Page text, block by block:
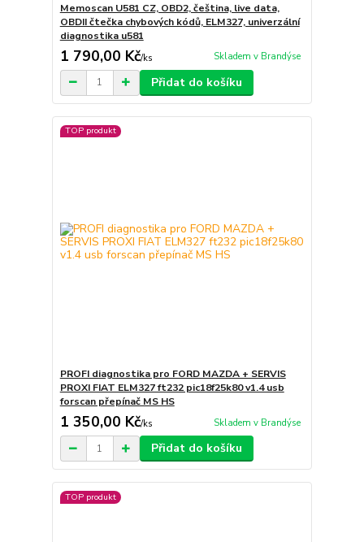
Memoscan U581 CZ, OBD2, čeština, live data,
OBDII čtečka chybových kódů, ELM327, univerzální
diagnostika u581
1 790,00 Kč/ks Skladem v Brandýse
Přidat do košíku
TOP produkt
PROFI diagnostika pro FORD MAZDA + SERVIS
PROXI FIAT ELM327 ft232 pic18f25k80 v1.4 usb
forscan přepínač MS HS
1 350,00 Kč/ks Skladem v Brandýse
Přidat do košíku
TOP produkt